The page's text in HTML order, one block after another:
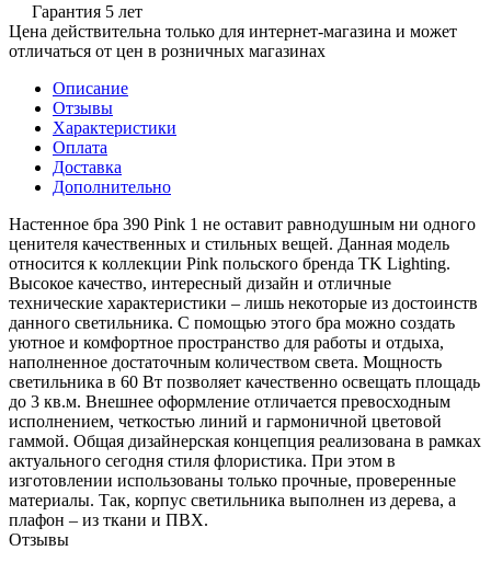
Гарантия 5 лет
Цена действительна только для интернет-магазина и может
отличаться от цен в розничных магазинах
Описание
Отзывы
Характеристики
Оплата
Доставка
Дополнительно
Настенное бра 390 Pink 1 не оставит равнодушным ни одного
ценителя качественных и стильных вещей. Данная модель
относится к коллекции Pink польского бренда TK Lighting.
Высокое качество, интересный дизайн и отличные
технические характеристики – лишь некоторые из достоинств
данного светильника. С помощью этого бра можно создать
уютное и комфортное пространство для работы и отдыха,
наполненное достаточным количеством света. Мощность
светильника в 60 Вт позволяет качественно освещать площадь
до 3 кв.м. Внешнее оформление отличается превосходным
исполнением, четкостью линий и гармоничной цветовой
гаммой. Общая дизайнерская концепция реализована в рамках
актуального сегодня стиля флористика. При этом в
изготовлении использованы только прочные, проверенные
материалы. Так, корпус светильника выполнен из дерева, а
плафон – из ткани и ПВХ.
Отзывы